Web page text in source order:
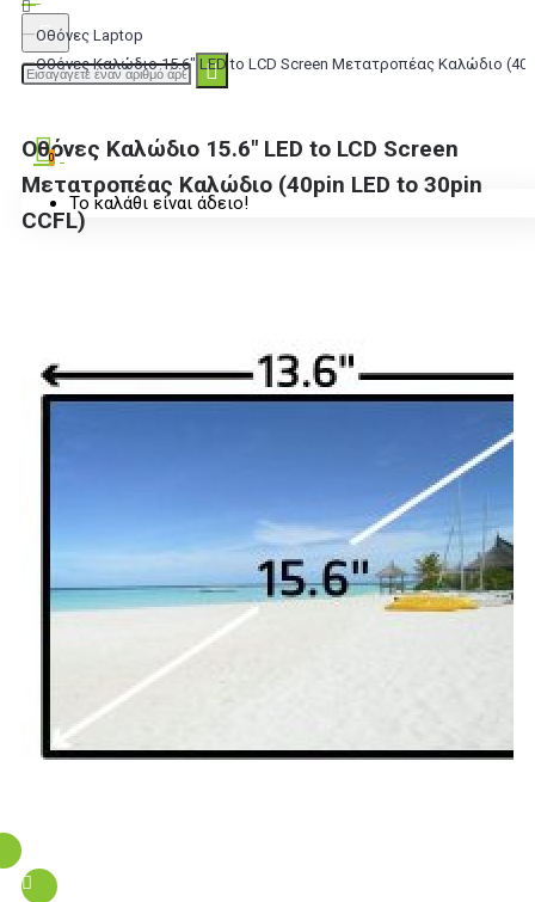
0
Το καλάθι είναι άδειο!
Οθόνες Laptop
Οθόνες Καλώδιο 15.6" LED to LCD Screen Μετατροπέας Καλώδιο
Οθόνες Καλώδιο 15.6" LED to LCD Screen
Μετατροπέας Καλώδιο (40pin LED to 30pin
CCFL)